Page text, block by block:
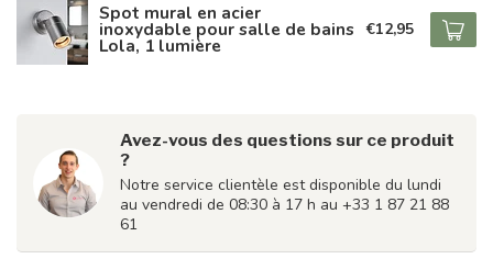
Spot mural en acier
inoxydable pour salle de bains
Lola, 1 lumière
€12,95
Avez-vous des questions sur ce produit
?
Notre service clientèle est disponible du lundi
au vendredi de 08:30 à 17 h au +33 1 87 21 88
61